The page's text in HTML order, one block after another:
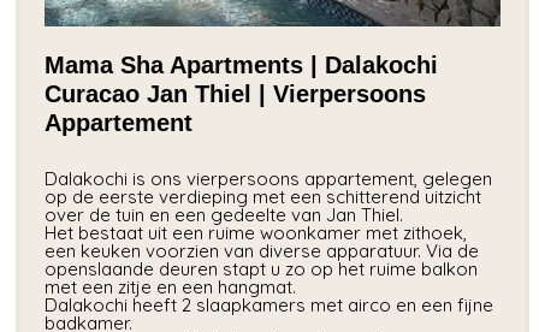
Mama Sha Apartments | Dalakochi
Curacao Jan Thiel | Vierpersoons
Appartement
Dalakochi is ons vierpersoons appartement, gelegen
op de eerste verdieping met een schitterend uitzicht
over de tuin en een gedeelte van Jan Thiel.
Het bestaat uit een ruime woonkamer met zithoek,
een keuken voorzien van diverse apparatuur. Via de
openslaande deuren stapt u zo op het ruime balkon
met een zitje en een hangmat.
Dalakochi heeft 2 slaapkamers met airco en een fijne
badkamer.